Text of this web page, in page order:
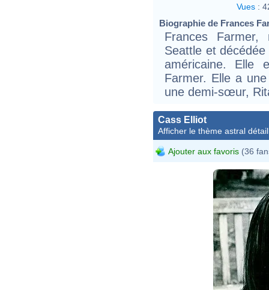
Vues :
Biographie de Frances
Frances
Seattle et
américaine. Elle
Farmer. Elle a
une demi-sœur,
Cass Elliot
Afficher le thème astral
Ajouter aux favoris (36